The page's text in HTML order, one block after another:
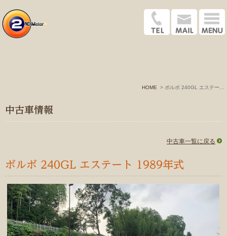
HOME
中古車情報
中古車一覧に戻る
ボルボ 240GL エステート 1989年式